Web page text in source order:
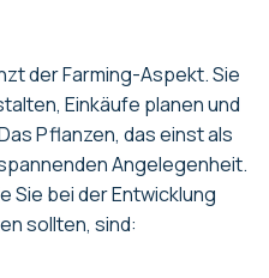
der Farming-Aspekt. Sie
Einkäufe planen und
Pflanzen, das einst als
Angelegenheit.
Sie bei der Entwicklung
sollten, sind: